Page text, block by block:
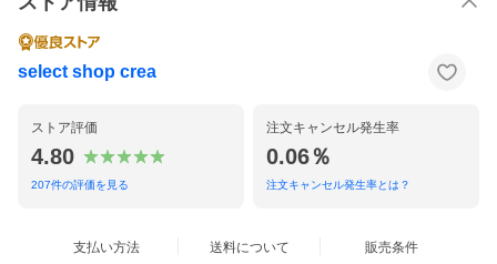
select shop crea
ストア評価
4.80
207件の評価を見る
注文キャンセル発生率
0.06％
注文キャンセル発生率とは？
支払い方法 送料について 販売条件